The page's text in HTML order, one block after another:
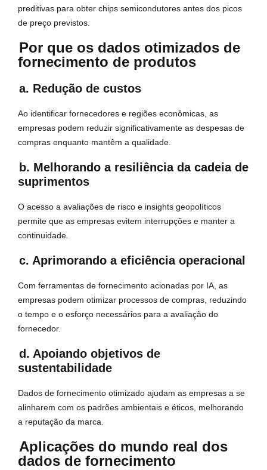
preditivas para obter chips semicondutores antes dos picos
de preço previstos.
Por que os dados otimizados de
fornecimento de produtos
a. Redução de custos
Ao identificar fornecedores e regiões econômicas, as
empresas podem reduzir significativamente as despesas de
compras enquanto mantêm a qualidade.
b. Melhorando a resiliência da cadeia de
suprimentos
O acesso a avaliações de risco e insights geopolíticos
permite que as empresas evitem interrupções e manter a
continuidade.
c. Aprimorando a eficiência operacional
Com ferramentas de fornecimento acionadas por IA, as
empresas podem otimizar processos de compras, reduzindo
o tempo e o esforço necessários para a avaliação do
fornecedor.
d. Apoiando objetivos de
sustentabilidade
Dados de fornecimento otimizado ajudam as empresas a se
alinharem com os padrões ambientais e éticos, melhorando
a reputação da marca.
Aplicações do mundo real dos
dados de fornecimento